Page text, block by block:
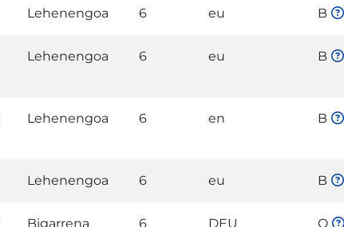
Lehenengoa 6 eu B
Lehenengoa 6 eu B
Lehenengoa 6 en B
Lehenengoa 6 eu B
Bigarrena 6 DEU O